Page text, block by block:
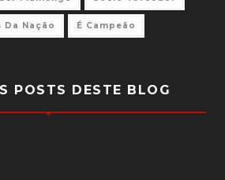
Nação É Campeão
POSTS DESTE BLOG